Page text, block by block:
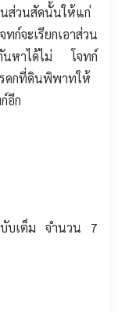
ส่วนสัดนั้นให้แก่
ก์จะเรียกเอาส่วน
นหาได้ไม่ โจทก์
ดกที่ดินพิพาทให้
อีก
บเต็ม จำนวน 7